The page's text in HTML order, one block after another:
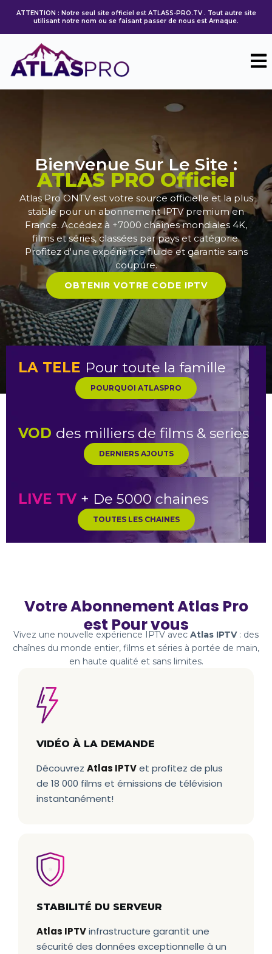
ATTENTION : Notre seul site officiel est ATLASS-PRO.TV . Tout autre site
utilisant notre nom ou se faisant passer de nous est Arnaque.
Bienvenue Sur Le Site :
ATLAS PRO Officiel
Atlas Pro ONTV est votre source officielle et la plus
stable pour un abonnement IPTV premium en
France. Accédez à +7000 chaînes mondiales 4K,
films et séries, classées par pays et catégorie.
Profitez d'une expérience fluide et garantie sans
coupure.
OBTENIR VOTRE CODE IPTV
LA TELE Pour toute la famille
POURQUOI ATLASPRO
VOD des milliers de films & series
DERNIERS AJOUTS
LIVE TV + De 5000 chaines
TOUTES LES CHAINES
Votre Abonnement Atlas Pro
est Pour vous
Vivez une nouvelle expérience IPTV avec Atlas IPTV: des
chaînes du monde entier, films et séries à portée de main,
en haute qualité et sans limites.
VIDÉO À LA DEMANDE
Découvrez Atlas IPTVet profitez de plus
de 18 000 films et émissions de télévision
instantanément!
STABILITÉ DU SERVEUR
Atlas IPTVinfrastructure garantit une
sécurité des données exceptionnelle à un